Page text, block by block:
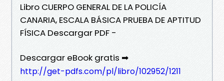
Libro CUERPO GENERAL DE LA POLICÍA
CANARIA, ESCALA BÁSICA PRUEBA DE APTITUD
FÍSICA Descargar PDF -
Descargar eBook gratis ➡
http://get-pdfs.com/pl/libro/102952/1211